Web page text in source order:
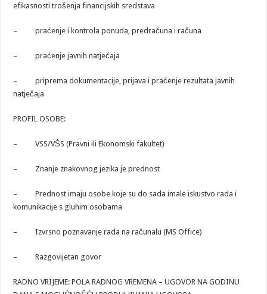
efikasnosti trošenja financijskih sredstava
– praćenje i kontrola ponuda, predračuna i računa
– praćenje javnih natječaja
– priprema dokumentacije, prijava i praćenje rezultata javnih
natječaja
PROFIL OSOBE:
– VSS/VŠS (Pravni ili Ekonomski fakultet)
– Znanje znakovnog jezika je prednost
– Prednost imaju osobe koje su do sada imale iskustvo rada i
komunikacije s gluhim osobama
– Izvrsno poznavanje rada na računalu (MS Office)
– Razgovijetan govor
RADNO VRIJEME: POLA RADNOG VREMENA – UGOVOR NA GODINU